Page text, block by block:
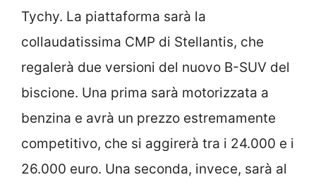
Tychy. La piattaforma sarà la
collaudatissima CMP di Stellantis, che
regalerà due versioni del nuovo B-SUV del
biscione. Una prima sarà motorizzata a
benzina e avrà un prezzo estremamente
competitivo, che si aggirerà tra i 24.000 e i
26.000 euro. Una seconda, invece, sarà al